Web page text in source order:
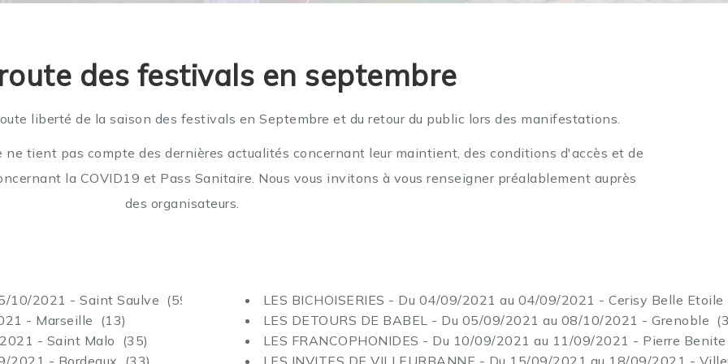
des festivals en septembre
liberté de la saison des festivals en Septembre et du retour du public lors des manifestations.
tient pas compte des dernières actualités concernant leur maintient, des conditions d'accès et de
la COVID19 et Pass Sanitaire. Nous vous invitons à vous renseigner préalablement auprès
des organisateurs.
10/2021 - Saint Saulve (59)
- Marseille (13)
- Saint Malo (35)
2021 - Bordeaux (33)
LES BICHOISERIES - Du 04/09/2021 au 04/09/2021 - Cerisy Belle
LES DETOURS DE BABEL - Du 05/09/2021 au 08/10/2021 - Grenoble
LES FRANCOPHONIDES - Du 10/09/2021 au 11/09/2021 - Pierre
LES INVITES DE VILLEURBANNE - Du 15/09/2021 au 18/09/2021 -